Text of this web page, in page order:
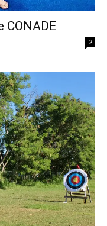
CONADE
2